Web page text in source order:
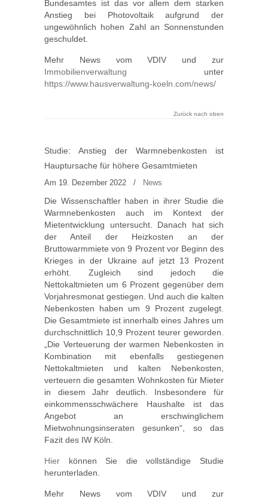
Bundesamtes ist das vor allem dem starken
Anstieg bei Photovoltaik aufgrund der
ungewöhnlich hohen Zahl an Sonnenstunden
geschuldet.
Mehr News vom VDIV und zur
Immobilienverwaltung unter
https://www.hausverwaltung-koeln.com/news/
Zurück nach oben
Studie: Anstieg der Warmnebenkosten ist
Hauptursache für höhere Gesamtmieten
Am 19. Dezember 2022 / News
Die Wissenschaftler haben in ihrer Studie die
Warmnebenkosten auch im Kontext der
Mietentwicklung untersucht. Danach hat sich
der Anteil der Heizkosten an der
Bruttowarmmiete von 9 Prozent vor Beginn des
Krieges in der Ukraine auf jetzt 13 Prozent
erhöht. Zugleich sind jedoch die
Nettokaltmieten um 6 Prozent gegenüber dem
Vorjahresmonat gestiegen. Und auch die kalten
Nebenkosten haben um 9 Prozent zugelegt.
Die Gesamtmiete ist innerhalb eines Jahres um
durchschnittlich 10,9 Prozent teurer geworden.
„Die Verteuerung der warmen Nebenkosten in
Kombination mit ebenfalls gestiegenen
Nettokaltmieten und kalten Nebenkosten,
verteuern die gesamten Wohnkosten für Mieter
in diesem Jahr deutlich. Insbesondere für
einkommensschwächere Haushalte ist das
Angebot an erschwinglichem
Mietwohnungsinseraten gesunken“, so das
Fazit des IW Köln.
Hier können Sie die vollständige Studie
herunterladen.
Mehr News vom VDIV und zur